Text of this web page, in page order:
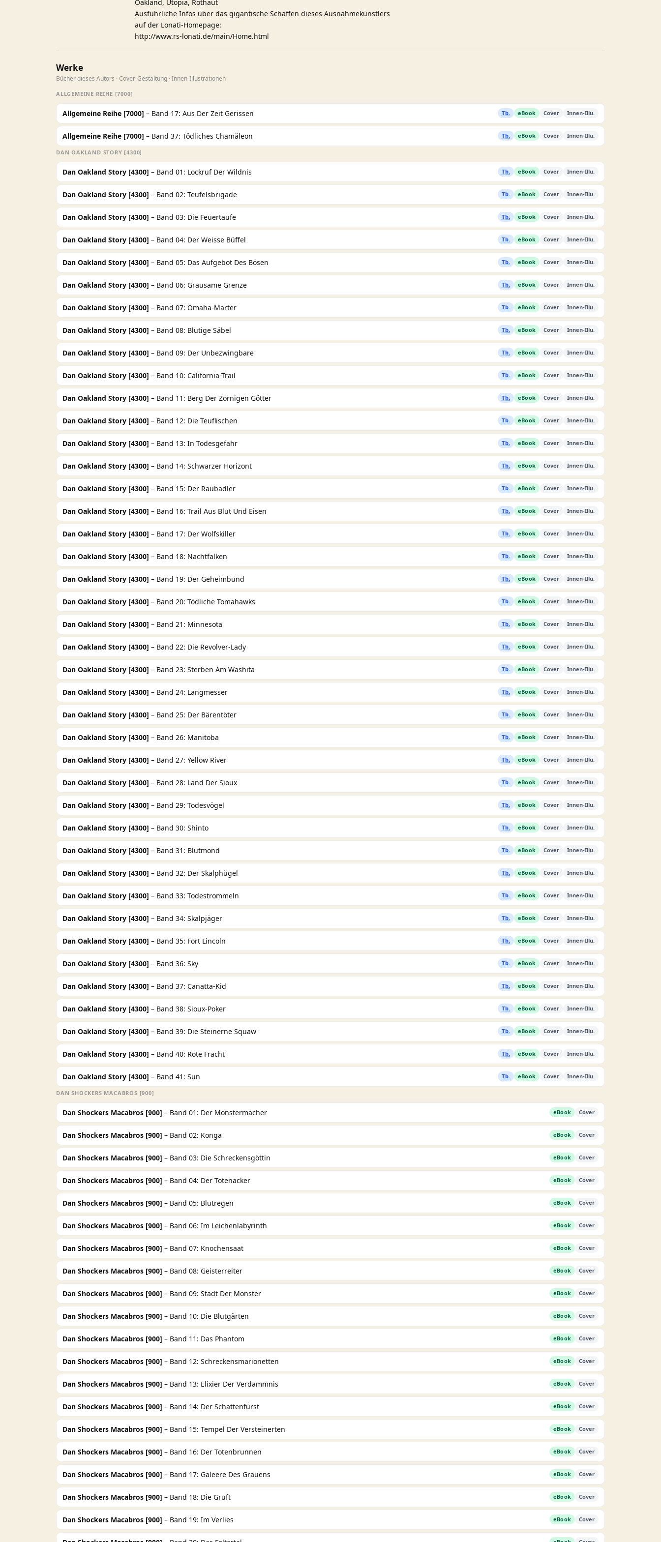
Oakland, Utopia, Rothaut
Ausführliche Infos über das gigantische Schaffen dieses Ausnahmekünstlers
auf der Lonati-Homepage:
http://www.rs-lonati.de/main/Home.html
Werke
Bücher dieses Autors · Cover-Gestaltung · Innen-Illustrationen
ALLGEMEINE REIHE [7000]
Allgemeine Reihe [7000] – Band 17: Aus Der Zeit Gerissen Tb. eBook Cover Innen-Illu.
Allgemeine Reihe [7000] – Band 37: Tödliches Chamäleon Tb. eBook Cover Innen-Illu.
DAN OAKLAND STORY [4300]
Dan Oakland Story [4300] – Band 01: Lockruf Der Wildnis Tb. eBook Cover Innen-Illu.
Dan Oakland Story [4300] – Band 02: Teufelsbrigade Tb. eBook Cover Innen-Illu.
Dan Oakland Story [4300] – Band 03: Die Feuertaufe Tb. eBook Cover Innen-Illu.
Dan Oakland Story [4300] – Band 04: Der Weisse Büffel Tb. eBook Cover Innen-Illu.
Dan Oakland Story [4300] – Band 05: Das Aufgebot Des Bösen Tb. eBook Cover Innen-Illu.
Dan Oakland Story [4300] – Band 06: Grausame Grenze Tb. eBook Cover Innen-Illu.
Dan Oakland Story [4300] – Band 07: Omaha-Marter Tb. eBook Cover Innen-Illu.
Dan Oakland Story [4300] – Band 08: Blutige Säbel Tb. eBook Cover Innen-Illu.
Dan Oakland Story [4300] – Band 09: Der Unbezwingbare Tb. eBook Cover Innen-Illu.
Dan Oakland Story [4300] – Band 10: California-Trail Tb. eBook Cover Innen-Illu.
Dan Oakland Story [4300] – Band 11: Berg Der Zornigen Götter Tb. eBook Cover Innen-Illu.
Dan Oakland Story [4300] – Band 12: Die Teuflischen Tb. eBook Cover Innen-Illu.
Dan Oakland Story [4300] – Band 13: In Todesgefahr Tb. eBook Cover Innen-Illu.
Dan Oakland Story [4300] – Band 14: Schwarzer Horizont Tb. eBook Cover Innen-Illu.
Dan Oakland Story [4300] – Band 15: Der Raubadler Tb. eBook Cover Innen-Illu.
Dan Oakland Story [4300] – Band 16: Trail Aus Blut Und Eisen Tb. eBook Cover Innen-Illu.
Dan Oakland Story [4300] – Band 17: Der Wolfskiller Tb. eBook Cover Innen-Illu.
Dan Oakland Story [4300] – Band 18: Nachtfalken Tb. eBook Cover Innen-Illu.
Dan Oakland Story [4300] – Band 19: Der Geheimbund Tb. eBook Cover Innen-Illu.
Dan Oakland Story [4300] – Band 20: Tödliche Tomahawks Tb. eBook Cover Innen-Illu.
Dan Oakland Story [4300] – Band 21: Minnesota Tb. eBook Cover Innen-Illu.
Dan Oakland Story [4300] – Band 22: Die Revolver-Lady Tb. eBook Cover Innen-Illu.
Dan Oakland Story [4300] – Band 23: Sterben Am Washita Tb. eBook Cover Innen-Illu.
Dan Oakland Story [4300] – Band 24: Langmesser Tb. eBook Cover Innen-Illu.
Dan Oakland Story [4300] – Band 25: Der Bärentöter Tb. eBook Cover Innen-Illu.
Dan Oakland Story [4300] – Band 26: Manitoba Tb. eBook Cover Innen-Illu.
Dan Oakland Story [4300] – Band 27: Yellow River Tb. eBook Cover Innen-Illu.
Dan Oakland Story [4300] – Band 28: Land Der Sioux Tb. eBook Cover Innen-Illu.
Dan Oakland Story [4300] – Band 29: Todesvögel Tb. eBook Cover Innen-Illu.
Dan Oakland Story [4300] – Band 30: Shinto Tb. eBook Cover Innen-Illu.
Dan Oakland Story [4300] – Band 31: Blutmond Tb. eBook Cover Innen-Illu.
Dan Oakland Story [4300] – Band 32: Der Skalphügel Tb. eBook Cover Innen-Illu.
Dan Oakland Story [4300] – Band 33: Todestrommeln Tb. eBook Cover Innen-Illu.
Dan Oakland Story [4300] – Band 34: Skalpjäger Tb. eBook Cover Innen-Illu.
Dan Oakland Story [4300] – Band 35: Fort Lincoln Tb. eBook Cover Innen-Illu.
Dan Oakland Story [4300] – Band 36: Sky Tb. eBook Cover Innen-Illu.
Dan Oakland Story [4300] – Band 37: Canatta-Kid Tb. eBook Cover Innen-Illu.
Dan Oakland Story [4300] – Band 38: Sioux-Poker Tb. eBook Cover Innen-Illu.
Dan Oakland Story [4300] – Band 39: Die Steinerne Squaw Tb. eBook Cover Innen-Illu.
Dan Oakland Story [4300] – Band 40: Rote Fracht Tb. eBook Cover Innen-Illu.
Dan Oakland Story [4300] – Band 41: Sun Tb. eBook Cover Innen-Illu.
DAN SHOCKERS MACABROS [900]
Dan Shockers Macabros [900] – Band 01: Der Monstermacher eBook Cover
Dan Shockers Macabros [900] – Band 02: Konga eBook Cover
Dan Shockers Macabros [900] – Band 03: Die Schreckensgöttin eBook Cover
Dan Shockers Macabros [900] – Band 04: Der Totenacker eBook Cover
Dan Shockers Macabros [900] – Band 05: Blutregen eBook Cover
Dan Shockers Macabros [900] – Band 06: Im Leichenlabyrinth eBook Cover
Dan Shockers Macabros [900] – Band 07: Knochensaat eBook Cover
Dan Shockers Macabros [900] – Band 08: Geisterreiter eBook Cover
Dan Shockers Macabros [900] – Band 09: Stadt Der Monster eBook Cover
Dan Shockers Macabros [900] – Band 10: Die Blutgärten eBook Cover
Dan Shockers Macabros [900] – Band 11: Das Phantom eBook Cover
Dan Shockers Macabros [900] – Band 12: Schreckensmarionetten eBook Cover
Dan Shockers Macabros [900] – Band 13: Elixier Der Verdammnis eBook Cover
Dan Shockers Macabros [900] – Band 14: Der Schattenfürst eBook Cover
Dan Shockers Macabros [900] – Band 15: Tempel Der Versteinerten eBook Cover
Dan Shockers Macabros [900] – Band 16: Der Totenbrunnen eBook Cover
Dan Shockers Macabros [900] – Band 17: Galeere Des Grauens eBook Cover
Dan Shockers Macabros [900] – Band 18: Die Gruft eBook Cover
Dan Shockers Macabros [900] – Band 19: Im Verlies eBook Cover